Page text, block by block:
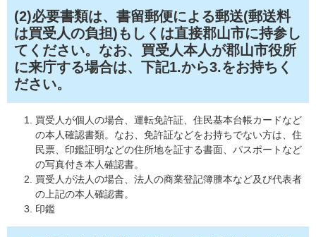
(2)必要書類は、書留郵便による郵送(郵送料
は買受人の負担)もしくは直接郡山市に持参し
てください。なお、買受人本人が郡山市役所
に来庁する場合は、下記1.から3.をお持ちく
ださい。
買受人が個人の場合、運転免許証、住民基本台帳カードなど
の本人確認書類。なお、免許証などをお持ちでない方は、住
民票、印鑑証明などの住所地を証する書面、パスポートなど
の写真付き本人確認書。
買受人が法人の場合、法人の商業登記簿謄本など及び代表者
の上記の本人確認書。
印鑑